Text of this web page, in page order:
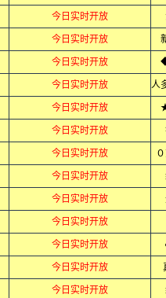
今日实时开放
今日实时开放
今日实时开放
今日实时开放
今日实时开放
今日实时开放
今日实时开放
今日实时开放
今日实时开放
今日实时开放
今日实时开放
今日实时开放
今日实时开放